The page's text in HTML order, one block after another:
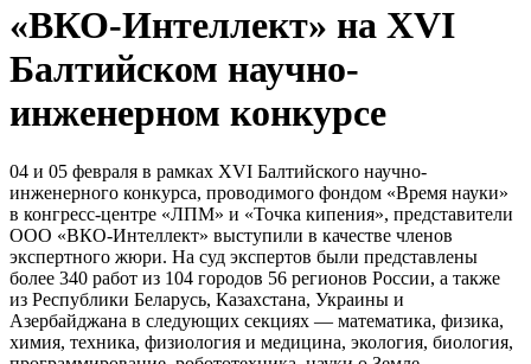
«ВКО-Интеллект» на XVI
Балтийском научно-
инженерном конкурсе
04 и 05 февраля в рамках XVI Балтийского научно-
инженерного конкурса, проводимого фондом «Время науки»
в конгресс-центре «ЛПМ» и «Точка кипения», представители
ООО «ВКО-Интеллект» выступили в качестве членов
экспертного жюри. На суд экспертов были представлены
более 340 работ из 104 городов 56 регионов России, а также
из Республики Беларусь, Казахстана, Украины и
Азербайджана в следующих секциях — математика, физика,
химия, техника, физиология и медицина, экология, биология,